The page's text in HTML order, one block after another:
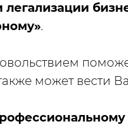
легализации
.
может вести